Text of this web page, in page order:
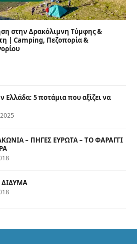
στην Δρακόλιμνη Τύμφης &
| Camping, Πεζοπορία &
Ελλάδα: 5 ποτάμια που αξίζει να
– ΠΗΓΕΣ ΕΥΡΩΤΑ – ΤΟ ΦΑΡΑΓΓΙ
ΔΙΔΥΜΑ